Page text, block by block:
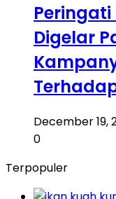
Peringati
Digelar
December 19,
0
Terpopuler